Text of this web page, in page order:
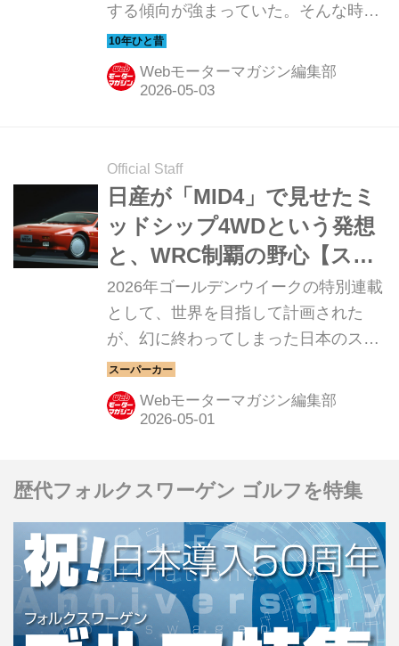
する傾向が強まっていた。そんな時代
のニューモデル試乗記を当時の記事と
写真で紹介していこう。今回は、2012
年に2代目の三菱 アウトランダーに追
Webモーターマガジン編集部
Official Staff
日産が「MID4」で見せたミ
ッドシップ4WDという発想
と、WRC制覇の野心【スー
パーカークロニクル・完全
版スペシャル／03】
2026年ゴールデンウイークの特別連載
として、世界を目指して計画された
が、幻に終わってしまった日本のスー
パーカーたちを紹介しよう。今回は、
1985年のフランクフルト ショーで世
界初公開された「日産 MID4」だ。
Webモーターマガジン編集部
歴代フォルクスワーゲン ゴルフを特集